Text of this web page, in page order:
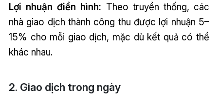
Lợi nhuận điển hình: Theo truyền thống, các
nhà giao dịch thành công thu được lợi nhuận 5–
15% cho mỗi giao dịch, mặc dù kết quả có thể
khác nhau.
2. Giao dịch trong ngày